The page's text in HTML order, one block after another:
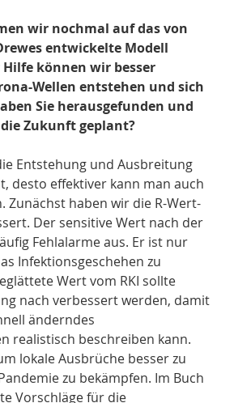
wir nochmal auf das von
entwickelte Modell
können wir besser
Wellen entstehen und sich
Sie herausgefunden und
Zukunft geplant?
Entstehung und Ausbreitung
desto effektiver kann man auch
Zunächst haben wir die R-Wert-
Der sensitive Wert nach der
Fehlalarme aus. Er ist nur
Infektionsgeschehen zu
Wert vom RKI sollte
nach verbessert werden, damit
änderndes
realistisch beschreiben kann.
lokale Ausbrüche besser zu
zu bekämpfen. Im Buch
Vorschläge für die